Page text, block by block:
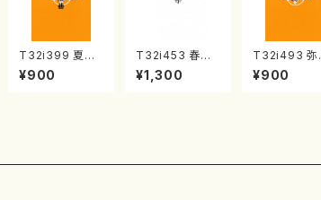
T32i399 夏の
組曲（尺八/初代
山川園松/楽譜）
¥900
T32i453 春陽
楽（尺八/宮城道
雄/楽譜）都山流
¥1,300
T32i493 弥
（尺八/野村正
楽譜）都山流公
¥900